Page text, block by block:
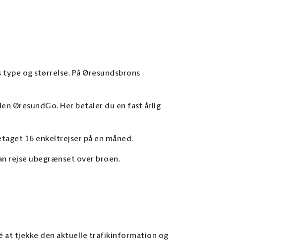
og størrelse. På Øresundsbrons
ØresundGo. Her betaler du en fast årlig
16 enkeltrejser på en måned.
rejse ubegrænset over broen.
at tjekke den aktuelle trafikinformation og